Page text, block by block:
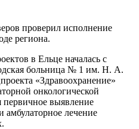
проверил исполнение
региона.
в Ельце началась с
больница № 1 им. Н. А.
«Здравоохранение»
онкологической
выявление
амбулаторное лечение